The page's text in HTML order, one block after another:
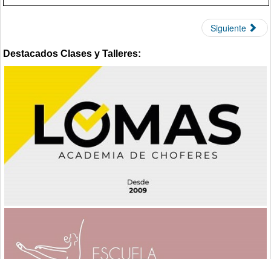
Siguiente
Destacados Clases y Talleres: